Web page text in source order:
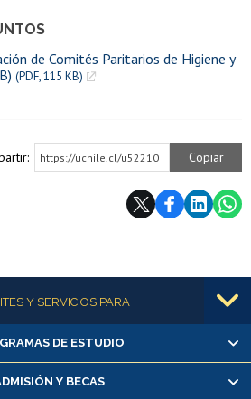
de Comités Paritarios de Higiene y
(PDF, 115 KB)
https://uchile.cl/u52210 Copiar
Y SERVICIOS PARA
os y exalumnas/os
Matrícula en línea
DE ESTUDIO
Y BECAS